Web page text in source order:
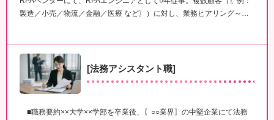
製造／小売／物流／金融／医療 など〗）に対し、業務ヒアリング～…
[法務アシスタント職]
■職務要約××大学××学部を卒業後、〖○○業界〗の中堅企業にて法務